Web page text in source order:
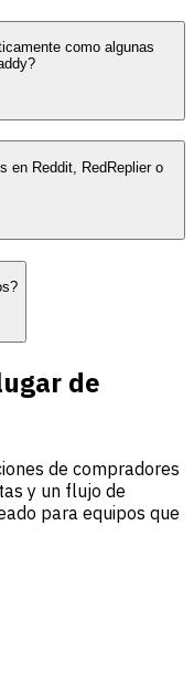
como algunas
en Reddit, RedReplier o
de
de compradores
y un flujo de
para equipos que